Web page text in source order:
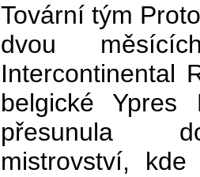
Tovární tým
dvou
Intercontinental
belgické
přesunula
mistrovství,